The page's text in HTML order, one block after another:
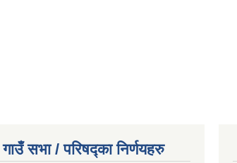
गाउँ सभा / परिषद्का निर्णयहरु